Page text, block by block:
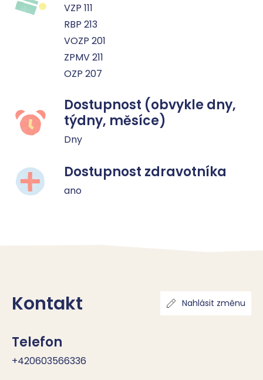
VZP 111
RBP 213
VOZP 201
ZPMV 211
OZP 207
Dostupnost (obvykle dny,
týdny, měsíce)
Dny
Dostupnost zdravotníka
ano
Kontakt Nahlásit změnu
Telefon
+420603566336